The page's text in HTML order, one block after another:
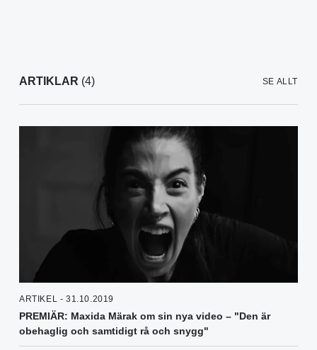
ARTIKLAR (4) SE ALLT
ARTIKEL - 31.10.2019
PREMIÄR: Maxida Märak om sin nya video – "Den är
obehaglig och samtidigt rå och snygg"